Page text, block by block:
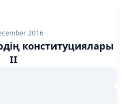
2016
конституциялары
II